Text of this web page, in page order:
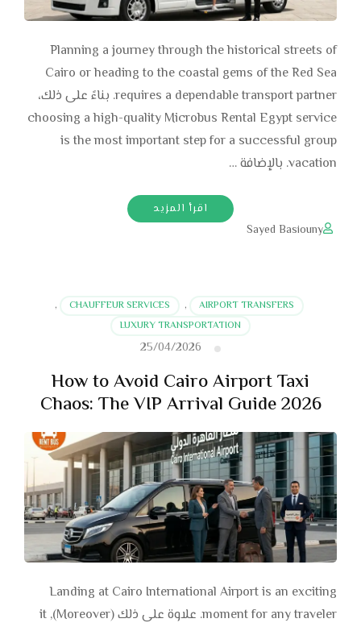
Planning a journey through the historical streets of
Cairo or heading to the coastal gems of the Red Sea
requires a dependable transport partner. بناءً على ذلك،
choosing a high-quality Microbus Rental Egypt service
is the most important step for a successful group
vacation. بالإضافة …
اقرأ المزيد
Sayed Basiouny
AIRPORT TRANSFERS
,
CHAUFFEUR SERVICES
,
LUXURY TRANSPORTATION
25/04/2026
How to Avoid Cairo Airport Taxi
Chaos: The VIP Arrival Guide 2026
Landing at Cairo International Airport is an exciting
moment for any traveler. علاوة على ذلك (Moreover), it